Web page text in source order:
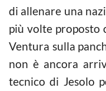
di allenare una
più volte proposto
Ventura sulla
non è ancora
tecnico di Jesolo